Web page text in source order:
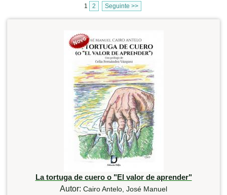
1 2 Seguinte >>
La tortuga de cuero o "El valor de aprender"
Autor: Cairo Antelo, José Manuel